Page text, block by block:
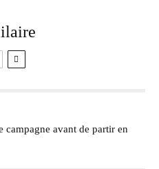
campagne avant de partir en